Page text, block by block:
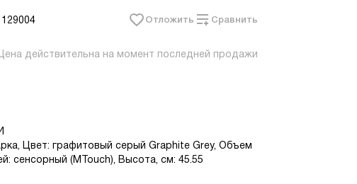
Отложить Сравнить
действительна на момент последней продажи
Цвет: графитовый серый Graphite Grey, Объем
сенсорный (MTouch), Высота, см: 45.55